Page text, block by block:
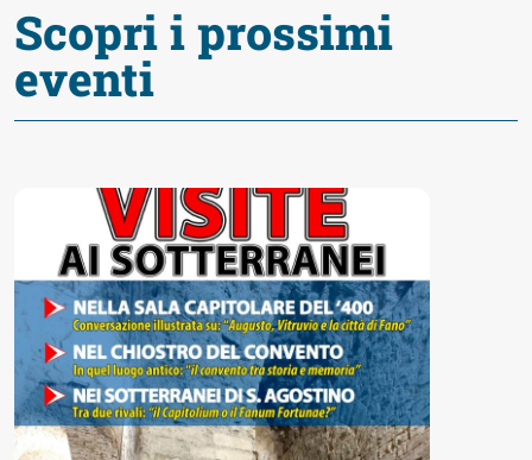
Enogastronomia
Informazioni
Guide
Fano
Accessibili
Scopri i prossimi
eventi